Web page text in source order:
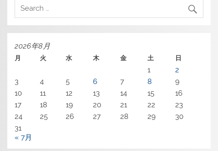
2026年8月
月 火 水 木 金 土 日
1
2
3
4 5 6 7 8
9
10
11 12 13 14 15
16
17
18 19 20 21 22
23
24
25 26 27 28 29
30
31
« 7月